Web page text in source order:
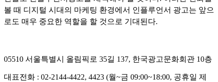
볼 때 디지털 시대의 마케팅 환경에서 인플루언서 광고는 앞으
로도 매우 중요한 역할을 할 것으로 기대된다.
05510 서울특별시 올림픽로 35길 137, 한국광고문화회관 10층
대표전화 : 02-2144-4422, 4423 (월~금 09:00~18:00, 공휴일 제